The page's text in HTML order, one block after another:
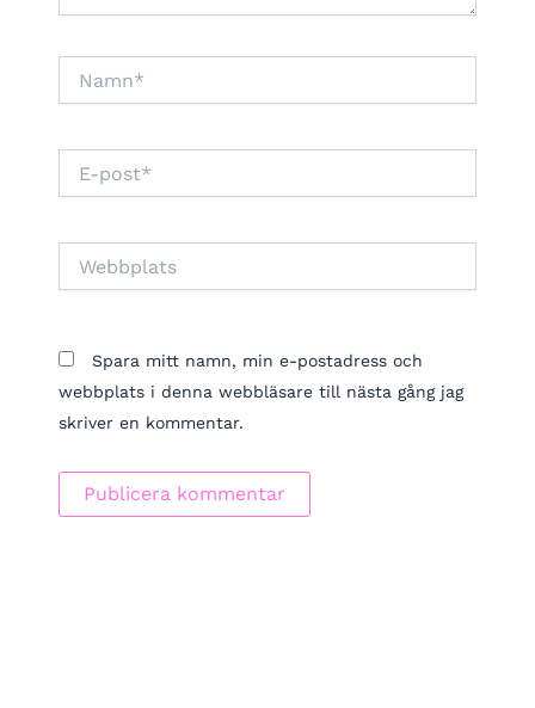
post*
Spara mitt namn, min e-postadress och
webbplats i denna webbläsare till nästa gång jag
skriver en kommentar.